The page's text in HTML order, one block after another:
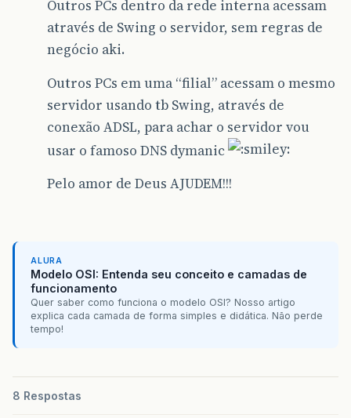
Outros PCs dentro da rede interna acessam
através de Swing o servidor, sem regras de
negócio aki.
Outros PCs em uma “filial” acessam o mesmo
servidor usando tb Swing, através de
conexão ADSL, para achar o servidor vou
usar o famoso DNS dymanic
Pelo amor de Deus AJUDEM!!!
ALURA
Modelo OSI: Entenda seu conceito e camadas de
funcionamento
Quer saber como funciona o modelo OSI? Nosso artigo
explica cada camada de forma simples e didática. Não perde
tempo!
8 Respostas